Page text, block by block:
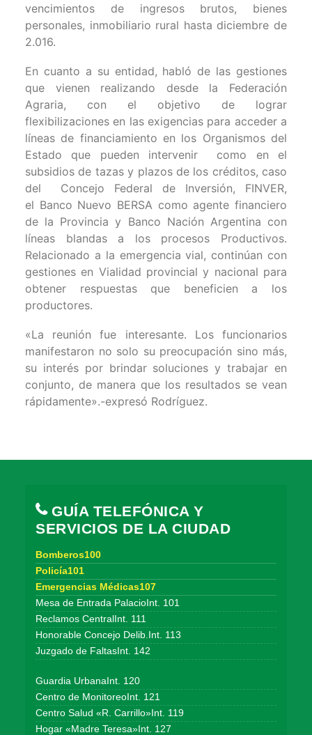
vencimientos de ingresos brutos, bienes
personales, inmobiliario rural hasta diciembre de
2.016.
En cuanto a su entidad, habló de las gestiones
que vienen realizando desde la Federación
Agraria, con el objetivo de lograr
flexibilizaciones en las exigencias para acceder a
líneas de financiamiento en los Organismos del
Estado que pueden intervenir como en el
subsidios de tazas y plazos de los créditos, caso
del Concejo Federal de Inversión, FINVER,
el Banco Nuevo BERSA como agente financiero
de la Provincia y Banco Nación Argentina con
líneas blandas a los procesos Productivos.
Relacionado a la emergencia vial, continúan con
gestiones en Vialidad provincial y nacional para
obtener respuestas que beneficien a los
productores.
«La reunión fue interesante. Los funcionarios
manifestaron no solo su preocupación sino más,
su interés por brindar soluciones y trabajar en
conjunto, de manera que los resultados se vean
rápidamente».-expresó Rodríguez.
GUÍA TELEFÓNICA Y
SERVICIOS DE LA CIUDAD
Bomberos100
Policía101
Emergencias Médicas107
Mesa de Entrada PalacioInt. 101
Reclamos CentralInt. 111
Honorable Concejo Delib.Int. 113
Juzgado de FaltasInt. 142
Guardia UrbanaInt. 120
Centro de MonitoreoInt. 121
Centro Salud «R. Carrillo»Int. 119
Hogar «Madre Teresa»Int. 127